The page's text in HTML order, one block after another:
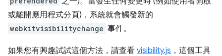
或離開應用程式分頁)，系統就會觸發新的
webkitvisibilitychange 事件。
如果您有興趣試試這個方法，請查看 visibility.js ，這個工具